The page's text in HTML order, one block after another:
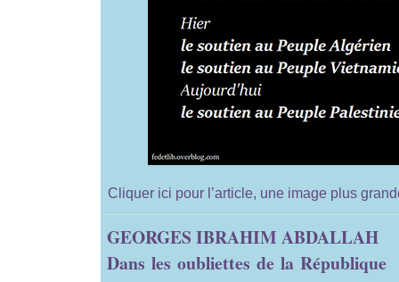
Cliquer ici pour l’article, une image plus
GEORGES IBRAHIM ABDALLAH
Dans les oubliettes de la République